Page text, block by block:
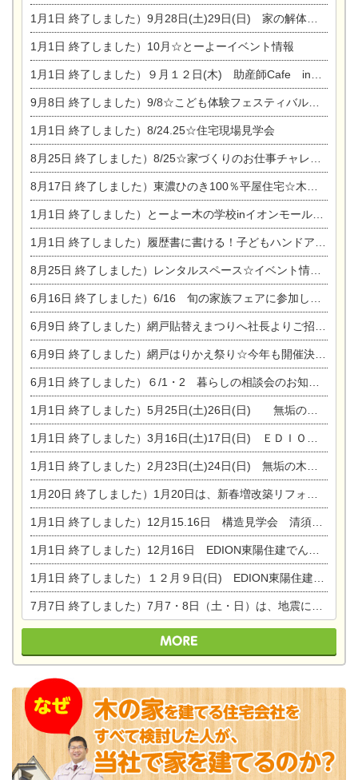
1月1日 終了しました）9月28日(土)29日(日) 家の解体なんでも相談会
1月1日 終了しました）10月☆とーよーイベント情報
1月1日 終了しました）９月１２日(木) 助産師Cafe in東陽住建
9月8日 終了しました）9/8☆こども体験フェスティバル☆一宮市民会館
1月1日 終了しました）8/24.25☆住宅現場見学会
8月25日 終了しました）8/25☆家づくりのお仕事チャレンジ
8月17日 終了しました）東濃ひのき100％平屋住宅☆木の家完成見学会
1月1日 終了しました）とーよー木の学校inイオンモール木曽川
1月1日 終了しました）履歴書に書ける！子どもハンドアロマ講座☆
8月25日 終了しました）レンタルスペース☆イベント情報☆チャイルドアロマセラピスト
6月16日 終了しました）6/16 旬の家族フェアに参加します☆
6月9日 終了しました）網戸貼替えまつりへ社長よりご招待です♪
6月9日 終了しました）網戸はりかえ祭り☆今年も開催決定！
6月1日 終了しました）６/1・2 暮らしの相談会のお知らせ
1月1日 終了しました）5月25日(土)26日(日) 無垢の木の家体感見学会開催☆
1月1日 終了しました）3月16日(土)17日(日) ＥＤＩＯＮ東陽住建でんき館 総決算まつり
1月1日 終了しました）2月23日(土)24日(日) 無垢の木の家 完成見学会
1月20日 終了しました）1月20日は、新春増改築リフォームまつり＆家の修理祭り＆家電まつりです。
1月1日 終了しました）12月15.16日 構造見学会 清須市西枇杷島町弁天
1月1日 終了しました）12月16日 EDION東陽住建でんき OPEN第二弾イベント！！
1月1日 終了しました）１２月９日(日) EDION東陽住建でんき館プレＯＰＥＮ！＆家の修理まつり
7月7日 終了しました）7月7・8日（土・日）は、地震に強くて安心！暮らしを楽しむ東濃ひのきの平屋の家体験見学会を開催します。ぜひお越しください。